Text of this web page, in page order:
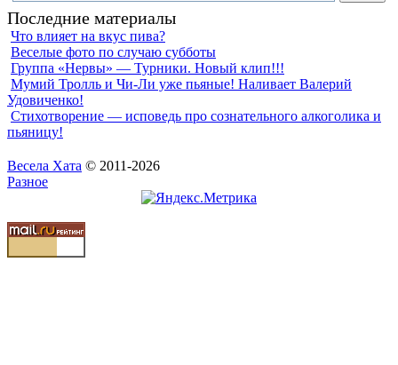
Последние материалы
Что влияет на вкус пива?
Веселые фото по случаю субботы
Группа «Нервы» — Турники. Новый клип!!!
Мумий Тролль и Чи-Ли уже пьяные! Наливает Валерий
Удовиченко!
Стихотворение — исповедь про сознательного алкоголика и
пьяницу!
Весела Хата © 2011-2026
Разное